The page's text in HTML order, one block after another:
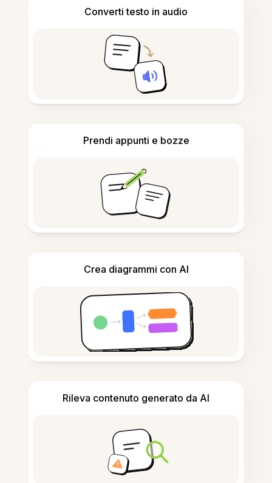
Converti testo in audio
Prendi appunti e bozze
Crea diagrammi con AI
Rileva contenuto generato da AI